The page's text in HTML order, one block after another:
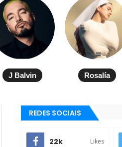
J Balvin Rosalía
REDES SOCIAIS
22k Likes